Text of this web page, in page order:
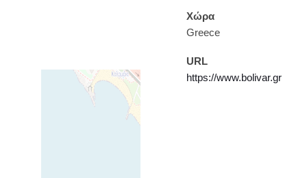
Χώρα
Greece
URL
https://www.bolivar.gr